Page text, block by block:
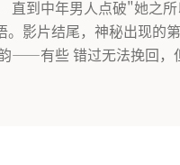
到中年男人点破"她之所
影片结尾，神秘出现的
——有些 错过无法挽回，